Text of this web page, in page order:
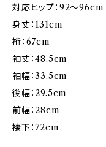
対応ヒップ：92〜96cm
身丈：131cm
裄：67cm
袖丈：48.5cm
袖幅：33.5cm
後幅：29.5cm
前幅：28cm
褄下：72cm